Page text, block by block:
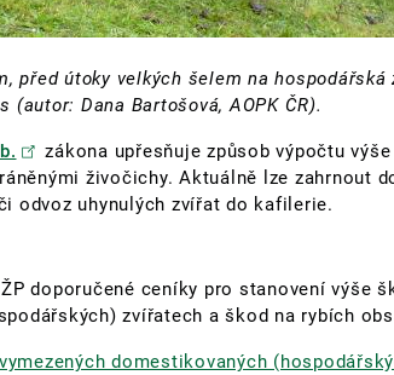
před útoky velkých šelem na hospodářská
(autor: Dana Bartošová, AOPK ČR).
zákona upřesňuje způsob výpočtu
živočichy. Aktuálně lze zahrnout
odvoz uhynulých zvířat do kafilerie.
doporučené ceníky pro stanovení výše
zvířatech a škod na rybích
domestikovaných